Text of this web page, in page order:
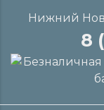
Нижний
8